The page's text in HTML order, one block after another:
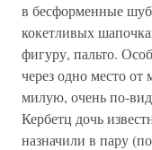
в бесформенные
кокетливых
фигуру, пальто.
через одно место
милую, очень по-
Кербетц дочь
назначили в пару